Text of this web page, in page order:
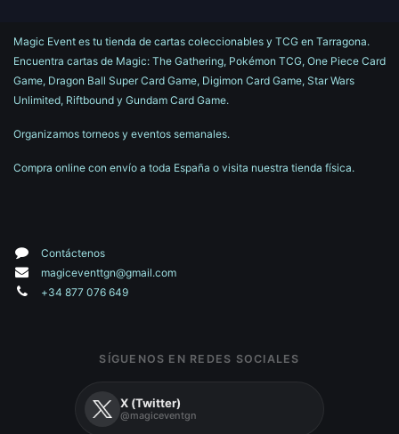
Magic Event es tu tienda de cartas coleccionables y TCG en Tarragona.
Encuentra cartas de Magic: The Gathering, Pokémon TCG, One Piece Card
Game, Dragon Ball Super Card Game, Digimon Card Game, Star Wars
Unlimited, Riftbound y Gundam Card Game.
Organizamos torneos y eventos semanales.
Compra online con envío a toda España o visita nuestra tienda física.
Contáctenos
magiceventtgn@gmail.com
+34 877 076 649
SÍGUENOS EN REDES SOCIALES
X (Twitter)
@magiceventgn